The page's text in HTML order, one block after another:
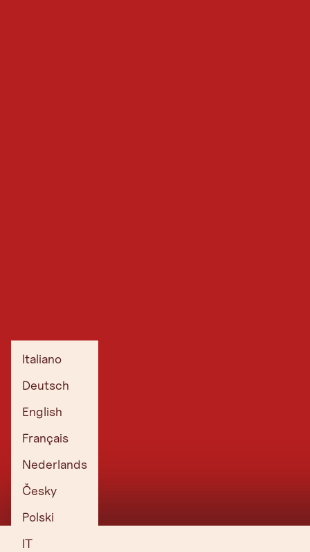
IT
Italiano
Deutsch
English
Français
Nederlands
Česky
Polski